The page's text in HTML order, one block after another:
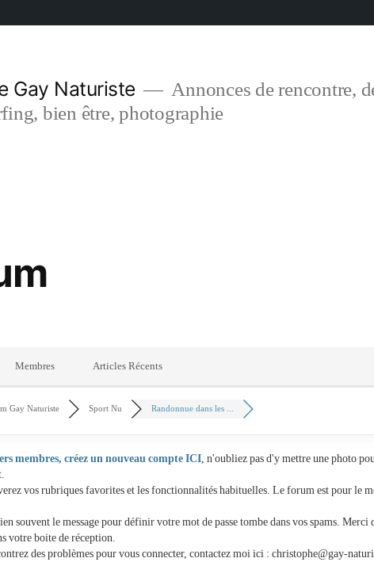
Gay Naturiste
Annonces de rencontre,
bien être, photographie
Membres Articles Récents
Gay Naturiste Sport Nu Randonnue dans les ...
membres, créez un nouveau compte ICI, n'oubliez pas d'y mettre une photo
vos rubriques favorites et les fonctionnalités habituelles. Le forum est pour le
souvent le message pour définir votre mot de passe tombe dans vos spams. Merci
votre boite de réception.
des problèmes pour vous connecter, contactez moi ici : christophe@gay-